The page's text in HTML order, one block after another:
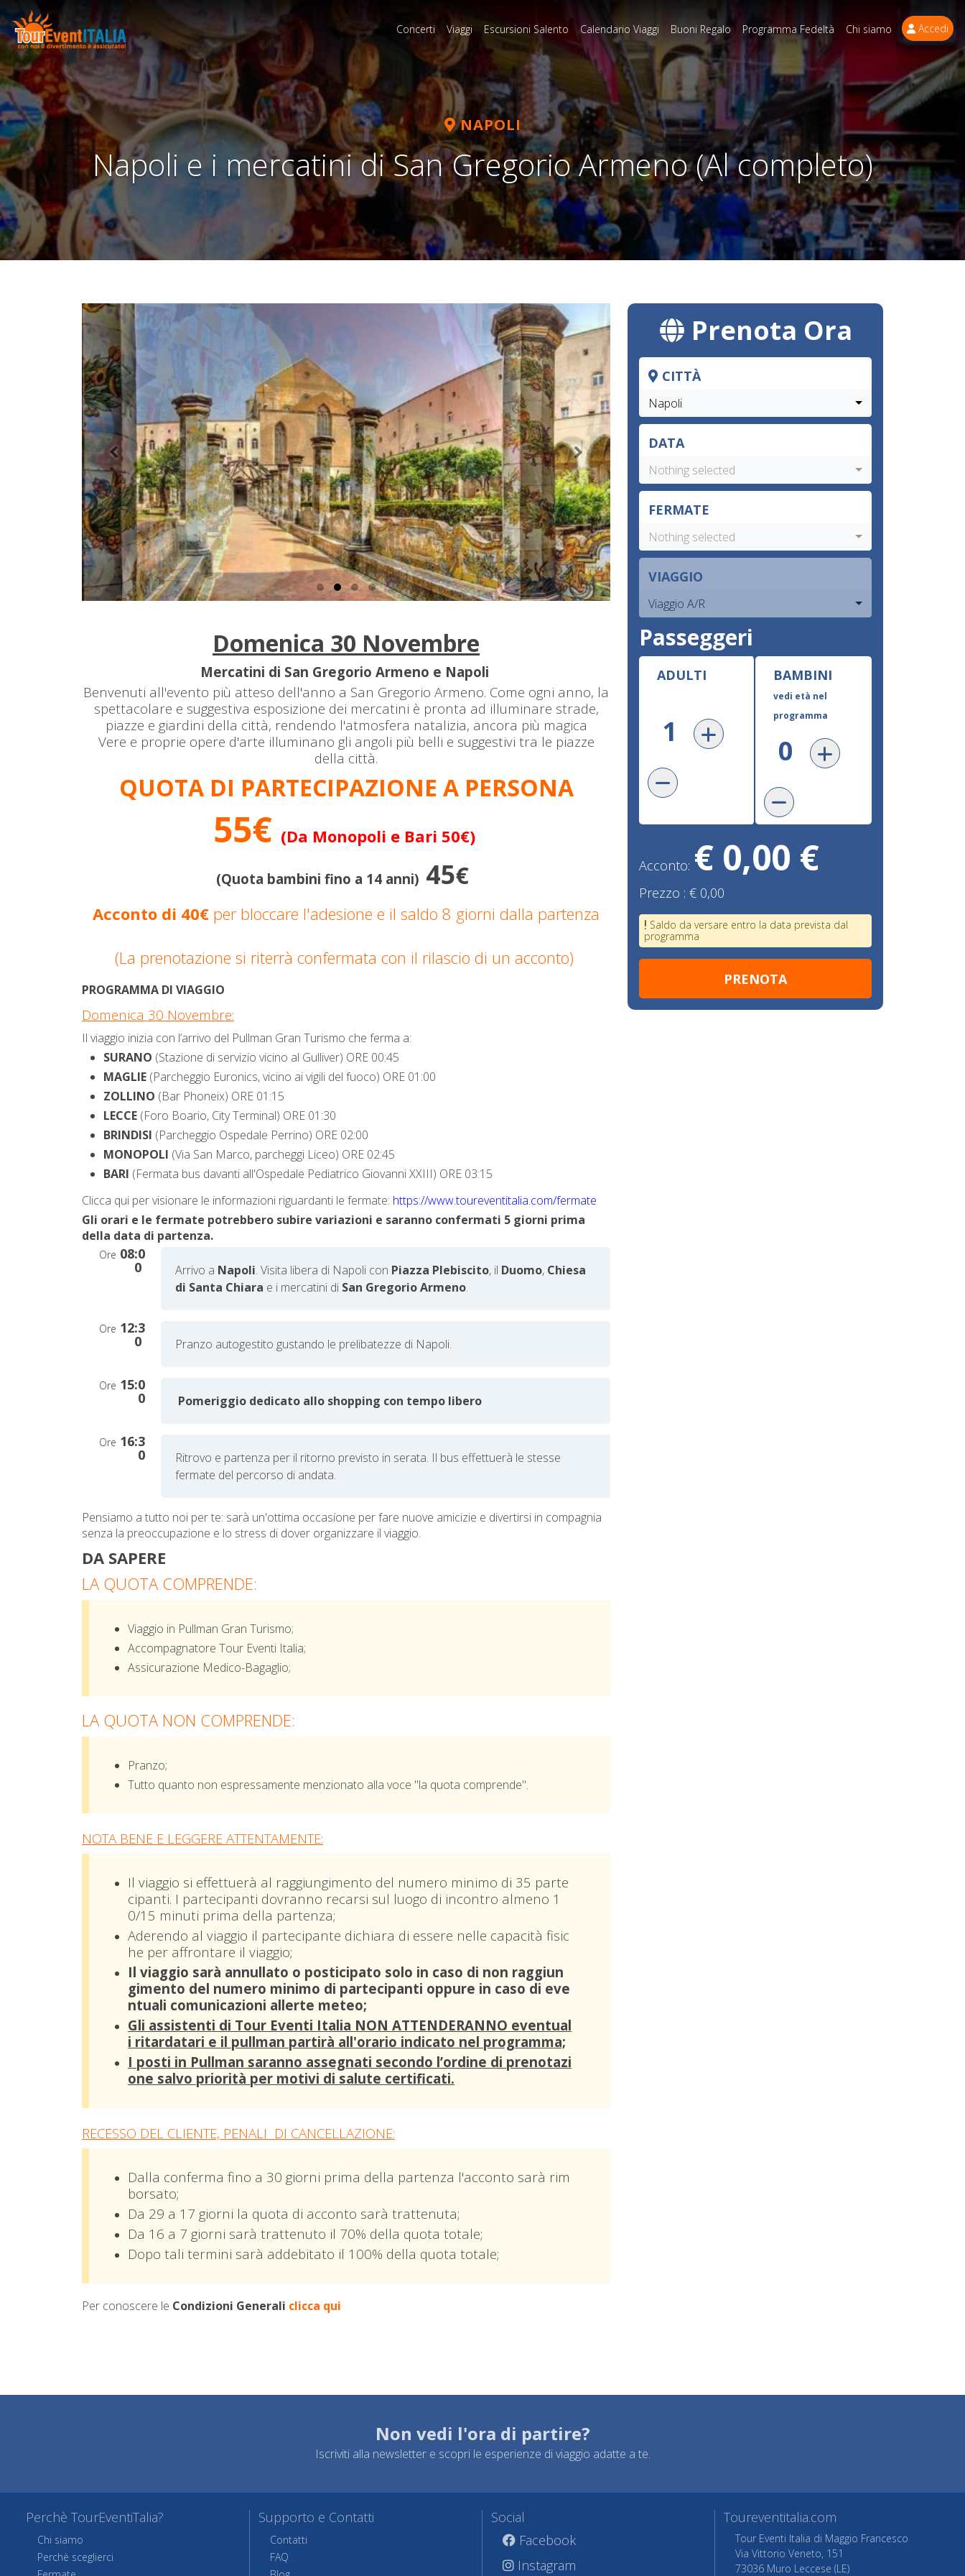
Concerti Viaggi Escursioni Salento Calendario Viaggi Buoni Regalo Programma Fedeltà Chi siamo Accedi
NAPOLI
Napoli e i mercatini di San Gregorio Armeno (Al completo)
Domenica 30 Novembre
Mercatini di San Gregorio Armeno e Napoli
Benvenuti all'evento più atteso dell'anno a San Gregorio Armeno. Come ogni anno, la
spettacolare e suggestiva esposizione dei mercatini è pronta ad illuminare strade,
piazze e giardini della città, rendendo l'atmosfera natalizia, ancora più magica
Vere e proprie opere d'arte illuminano gli angoli più belli e suggestivi tra le piazze
della città.
QUOTA DI PARTECIPAZIONE A PERSONA
55€ (Da Monopoli e Bari 50€)
(Quota bambini fino a 14 anni) 45€
Acconto di 40€ per bloccare l'adesione e il saldo 8 giorni dalla partenza
(La prenotazione si riterrà confermata con il rilascio di un acconto)
PROGRAMMA DI VIAGGIO
Domenica 30 Novembre:
Il viaggio inizia con l’arrivo del Pullman Gran Turismo che ferma a:
SURANO (Stazione di servizio vicino al Gulliver) ORE 00:45
MAGLIE (Parcheggio Euronics, vicino ai vigili del fuoco) ORE 01:00
ZOLLINO (Bar Phoneix) ORE 01:15
LECCE (Foro Boario, City Terminal) ORE 01:30
BRINDISI (Parcheggio Ospedale Perrino) ORE 02:00
MONOPOLI (Via San Marco, parcheggi Liceo) ORE 02:45
BARI (Fermata bus davanti all'Ospedale Pediatrico Giovanni XXIII) ORE 03:15
Clicca qui per visionare le informazioni riguardanti le fermate: https://www.toureventitalia.com/fermate
Gli orari e le fermate potrebbero subire variazioni e saranno confermati 5 giorni prima
della data di partenza.
Ore 08:0
0 Arrivo a Napoli. Visita libera di Napoli con Piazza Plebiscito, il Duomo, Chiesa
di Santa Chiara e i mercatini di San Gregorio Armeno.
Ore 12:3
0 Pranzo autogestito gustando le prelibatezze di Napoli.
Ore 15:0
0 Pomeriggio dedicato allo shopping con tempo libero
Ore 16:3
0
Ritrovo e partenza per il ritorno previsto in serata. Il bus effettuerà le stesse
fermate del percorso di andata.
Pensiamo a tutto noi per te: sarà un'ottima occasione per fare nuove amicizie e divertirsi in compagnia
senza la preoccupazione e lo stress di dover organizzare il viaggio.
DA SAPERE
LA QUOTA COMPRENDE:
Viaggio in Pullman Gran Turismo;
Accompagnatore Tour Eventi Italia;
Assicurazione Medico-Bagaglio;
LA QUOTA NON COMPRENDE:
Pranzo;
Tutto quanto non espressamente menzionato alla voce "la quota comprende".
NOTA BENE E LEGGERE ATTENTAMENTE:
Il viaggio si effettuerà al raggiungimento del numero minimo di 35 parte
cipanti. I partecipanti dovranno recarsi sul luogo di incontro almeno 1
0/15 minuti prima della partenza;
Aderendo al viaggio il partecipante dichiara di essere nelle capacità fisic
he per affrontare il viaggio;
Il viaggio sarà annullato o posticipato solo in caso di non raggiun
gimento del numero minimo di partecipanti oppure in caso di eve
ntuali comunicazioni allerte meteo;
Gli assistenti di Tour Eventi Italia NON ATTENDERANNO eventual
i ritardatari e il pullman partirà all'orario indicato nel programma;
I posti in Pullman saranno assegnati secondo l’ordine di prenotazi
one salvo priorità per motivi di salute certificati.
RECESSO DEL CLIENTE, PENALI DI CANCELLAZIONE:
Dalla conferma fino a 30 giorni prima della partenza l'acconto sarà rim
borsato;
Da 29 a 17 giorni la quota di acconto sarà trattenuta;
Da 16 a 7 giorni sarà trattenuto il 70% della quota totale;
Dopo tali termini sarà addebitato il 100% della quota totale;
Per conoscere le Condizioni Generali clicca qui
Prenota Ora
CITTÀ
Napoli
DATA
Nothing selected
FERMATE
Nothing selected
VIAGGIO
Viaggio A/R
Passeggeri
ADULTI BAMBINI
vedi età nel
programma
Acconto: € 0,00 €
Prezzo : € 0,00
Saldo da versare entro la data prevista dal
programma
Non vedi l'ora di partire?
Iscriviti alla newsletter e scopri le esperienze di viaggio adatte a te.
Perchè TourEventiTalia?
Chi siamo
Perchè sceglierci
Supporto e Contatti
Contatti
FAQ
Social
Facebook
Instagram
Toureventitalia.com
Tour Eventi Italia di Maggio Francesco
Via Vittorio Veneto, 151
73036 Muro Leccese (LE)